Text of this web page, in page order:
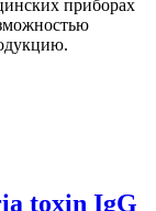
приборах
toxin IgG